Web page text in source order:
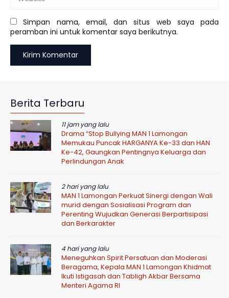
Simpan nama, email, dan situs web saya pada
peramban ini untuk komentar saya berikutnya.
Berita Terbaru
11 jam yang lalu
Drama “Stop Bullying MAN 1 Lamongan
Memukau Puncak HARGANYA Ke-33 dan HAN
Ke-42, Gaungkan Pentingnya Keluarga dan
Perlindungan Anak
2 hari yang lalu
MAN 1 Lamongan Perkuat Sinergi dengan Wali
murid dengan Sosialisasi Program dan
Perenting Wujudkan Generasi Berpartisipasi
dan Berkarakter
4 hari yang lalu
Meneguhkan Spirit Persatuan dan Moderasi
Beragama, Kepala MAN 1 Lamongan Khidmat
Ikuti Istigasah dan Tabligh Akbar Bersama
Menteri Agama RI